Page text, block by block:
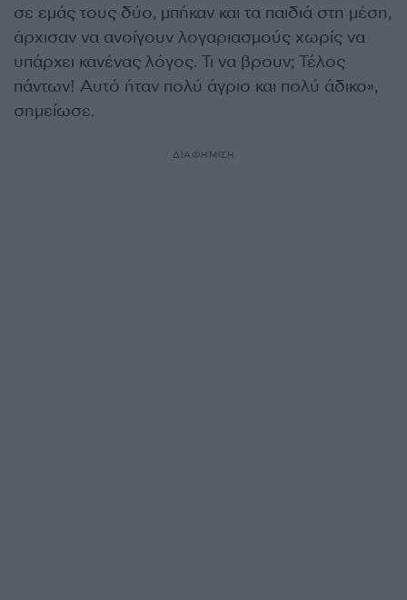
σε εμάς τους δύο, μπήκαν και τα παιδιά στη μέση,
άρχισαν να ανοίγουν λογαριασμούς χωρίς να
υπάρχει κανένας λόγος. Τι να βρουν; Τέλος
πάντων! Αυτό ήταν πολύ άγριο και πολύ άδικο»,
σημείωσε.
ΔΙΑΦΗΜΙΣΗ